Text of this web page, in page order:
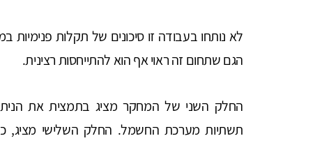
לא נותחו בעבודה זו סיכונים של תקלות פנימיות
הגם שתחום זה ראוי אף הוא להתייחסות רצינית.
החלק השני של המחקר מציג בתמצית את
תשתיות מערכת החשמל. החלק השלישי מציג,